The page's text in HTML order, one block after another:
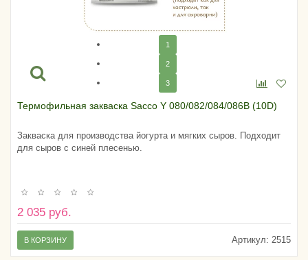
1
2
3
Термофильная закваска Sacco Y 080/082/084/086B (10D)
Закваска для производства йогурта и мягких сыров. Подходит
для сыров с синей плесенью.
2 035 руб.
Артикул: 2515
В КОРЗИНУ